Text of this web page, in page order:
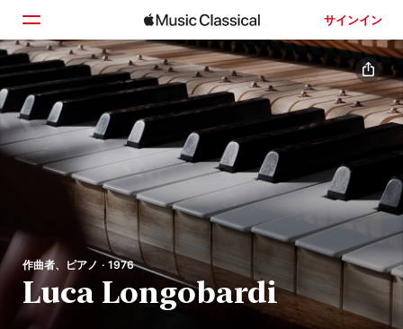
サインイン
ホーム
見つける
検索
作曲者、ピアノ · 1976
Luca Longobardi